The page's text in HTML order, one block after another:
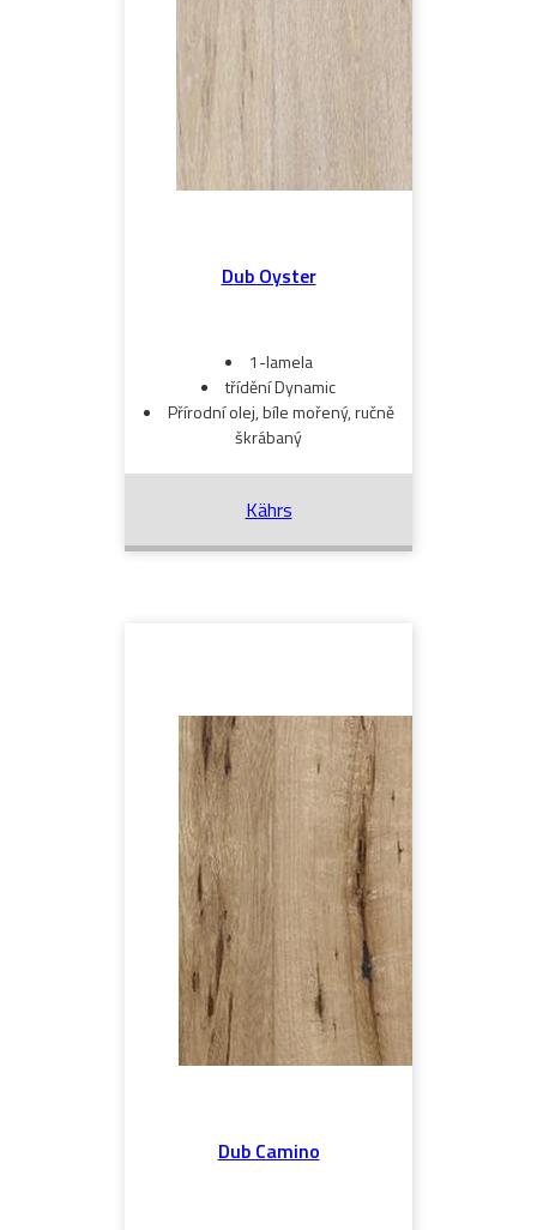
Dub Oyster
1-lamela
třídění Dynamic
Přírodní olej, bíle mořený, ručně
škrábaný
Kährs
Dub Camino